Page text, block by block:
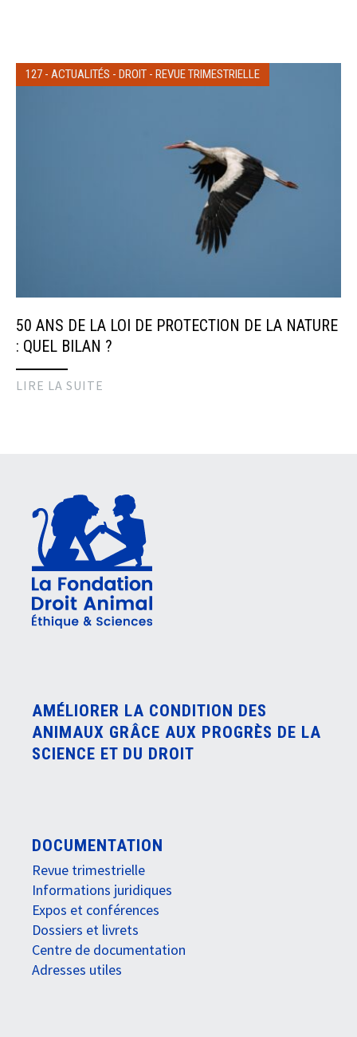
127 - ACTUALITÉS - DROIT - REVUE TRIMESTRIELLE
50 ANS DE LA LOI DE PROTECTION DE LA NATURE
: QUEL BILAN ?
LIRE LA SUITE
AMÉLIORER LA CONDITION DES
ANIMAUX GRÂCE AUX PROGRÈS DE LA
SCIENCE ET DU DROIT
DOCUMENTATION
Revue trimestrielle
Informations juridiques
Expos et conférences
Dossiers et livrets
Centre de documentation
Adresses utiles